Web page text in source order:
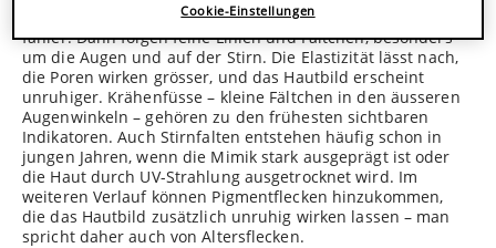
auf. Zuerst verliert die Haut an Feuchtigkeit und wirkt
fahler. Dann folgen feine Linien und Fältchen, besonders
um die Augen und auf der Stirn. Die Elastizität lässt nach,
die Poren wirken grösser, und das Hautbild erscheint
unruhiger. Krähenfüsse – kleine Fältchen in den äusseren
Augenwinkeln – gehören zu den frühesten sichtbaren
Indikatoren. Auch Stirnfalten entstehen häufig schon in
jungen Jahren, wenn die Mimik stark ausgeprägt ist oder
die Haut durch UV-Strahlung ausgetrocknet wird. Im
weiteren Verlauf können Pigmentflecken hinzukommen,
die das Hautbild zusätzlich unruhig wirken lassen – man
spricht daher auch von Altersflecken.
Cookie-Einstellungen